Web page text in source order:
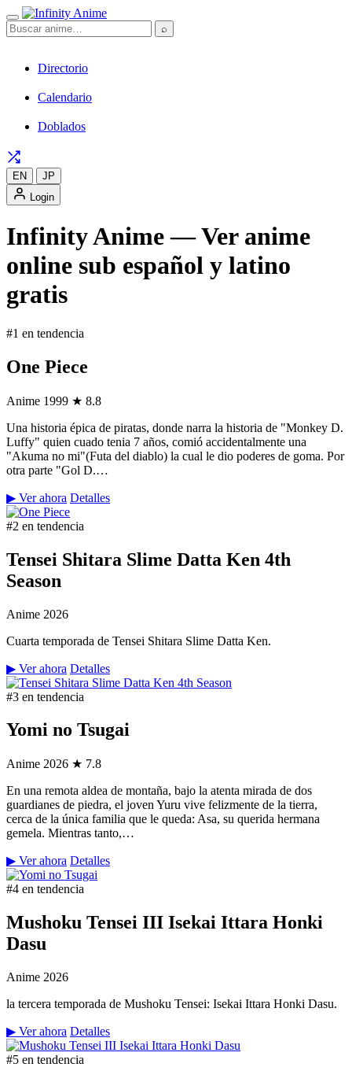
⌕
Directorio
Calendario
Doblados
EN
JP
Login
Infinity Anime — Ver anime
online sub español y latino
gratis
#1 en tendencia
One Piece
Anime 1999 ★ 8.8
Una historia épica de piratas, donde narra la historia de "Monkey D.
Luffy" quien cuado tenia 7 años, comió accidentalmente una
"Akuma no mi"(Futa del diablo) la cual le dio poderes de goma. Por
otra parte "Gol D.…
▶ Ver ahora Detalles
#2 en tendencia
Tensei Shitara Slime Datta Ken 4th
Season
Anime 2026
Cuarta temporada de Tensei Shitara Slime Datta Ken.
▶ Ver ahora Detalles
#3 en tendencia
Yomi no Tsugai
Anime 2026 ★ 7.8
En una remota aldea de montaña, bajo la atenta mirada de dos
guardianes de piedra, el joven Yuru vive felizmente de la tierra,
cerca de la única familia que le queda: Asa, su querida hermana
gemela. Mientras tanto,…
▶ Ver ahora Detalles
#4 en tendencia
Mushoku Tensei III Isekai Ittara Honki
Dasu
Anime 2026
la tercera temporada de Mushoku Tensei: Isekai Ittara Honki Dasu.
▶ Ver ahora Detalles
#5 en tendencia